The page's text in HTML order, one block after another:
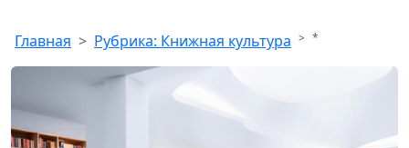
Главная Рубрика: Книжная культура *